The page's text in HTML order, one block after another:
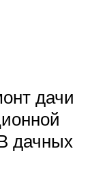
дачи
дачных